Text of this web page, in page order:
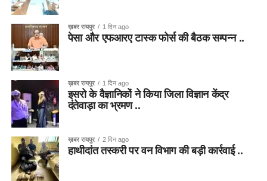
ख़बर रायपुर 1 दिन ago
पेसा और एफआरए टास्क फोर्स की बैठक सम्पन्न ..
ख़बर रायपुर 1 दिन ago
इसरो के वैज्ञानिकों ने किया जिला विज्ञान केंद्र
दंतेवाड़ा का भ्रमण ..
ख़बर रायपुर 2 दिन ago
हाथीदांत तस्करी पर वन विभाग की बड़ी कार्रवाई ..